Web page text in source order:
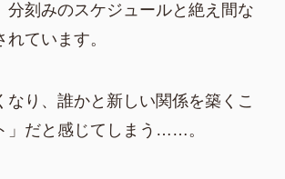
分刻みのスケジュールと絶え間な
ています。
なり、誰かと新しい関係を築くこ
」だと感じてしまう……。